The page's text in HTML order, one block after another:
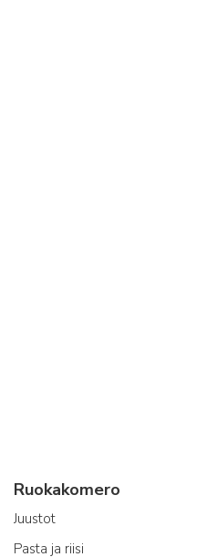
Ruokakomero
Juustot
Pasta ja riisi